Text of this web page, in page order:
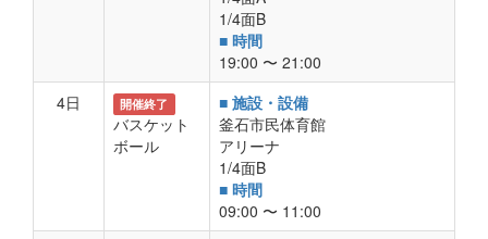
1/4面B
■ 時間
19:00 〜 21:00
4日
開催終了
バスケット
ボール
■ 施設・設備
釜石市民体育館
アリーナ
1/4面B
■ 時間
09:00 〜 11:00